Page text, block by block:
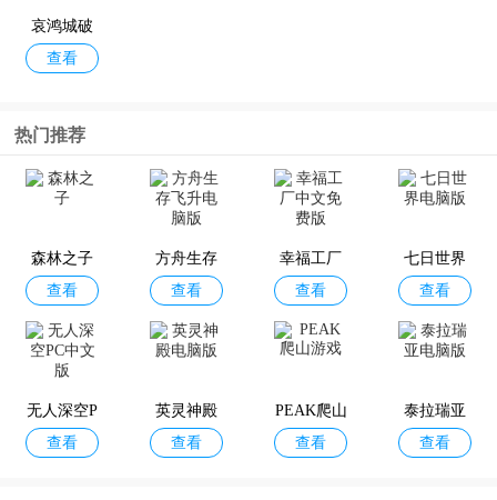
哀鸿城破
十日记
查看
热门推荐
森林之子
查看
方舟生存
飞升电脑
版
查看
幸福工厂
中文免费
版
查看
七日世界
电脑版
查看
无人深空P
C中文版
查看
英灵神殿
电脑版
查看
PEAK爬山
游戏
查看
泰拉瑞亚
电脑版
查看